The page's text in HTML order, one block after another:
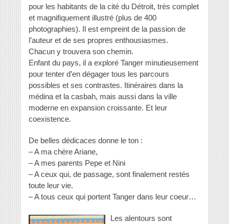
pour les habitants de la cité du Détroit, très complet
et magnifiquement illustré (plus de 400
photographies). Il est empreint de la passion de
l’auteur et de ses propres enthousiasmes.
Chacun y trouvera son chemin.
Enfant du pays, il a exploré Tanger minutieusement
pour tenter d’en dégager tous les parcours
possibles et ses contrastes. Itinéraires dans la
médina et la casbah, mais aussi dans la ville
moderne en expansion croissante. Et leur
coexistence.
De belles dédicaces donne le ton :
– A ma chère Ariane,
– A mes parents Pepe et Nini
– A ceux qui, de passage, sont finalement restés
toute leur vie.
– A tous ceux qui portent Tanger dans leur coeur…
Les alentours sont